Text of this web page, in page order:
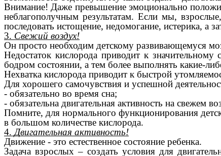
Внимание! Даже превышение эмоционально
неблагополучным результатам. Если мы,
последовать истощение, недомогание, истерика, а
3. Свежий воздух!
Он просто необходим детскому развивающемуся
Недостаток кислорода приводит к
бодром состоянии, а тем более выполнять какие-
Нехватка кислорода приводит к быстрой
Для хорошего самочувствия и успешной
- обязательно во время сна;
- обязательна двигательная активность на свежем
Помните, для нормального функционирования
в большом количестве кислорода.
4. Двигательная активность!
Движение - это естественное состояние ребенка.
Задача взрослых – создать условия для